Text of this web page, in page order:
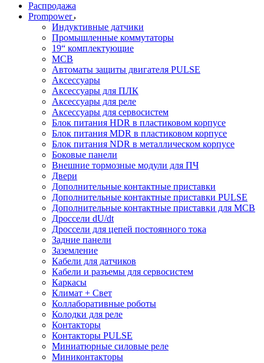
Распродажа
Prompower
Индуктивные датчики
Промышленные коммутаторы
19“ комплектующие
MCB
Автоматы защиты двигателя PULSE
Аксессуары
Аксессуары для ПЛК
Аксессуары для реле
Аксессуары для сервосистем
Блок питания HDR в пластиковом корпусе
Блок питания MDR в пластиковом корпусе
Блок питания NDR в металлическом корпусе
Боковые панели
Внешние тормозные модули для ПЧ
Двери
Дополнительные контактные приставки
Дополнительные контактные приставки PULSE
Дополнительные контактные приставки для MCB
Дроссели dU/dt
Дроссели для цепей постоянного тока
Задние панели
Заземление
Кабели для датчиков
Кабели и разъемы для сервосистем
Каркасы
Климат + Свет
Коллаборативные роботы
Колодки для реле
Контакторы
Контакторы PULSE
Миниатюрные силовые реле
Миниконтакторы